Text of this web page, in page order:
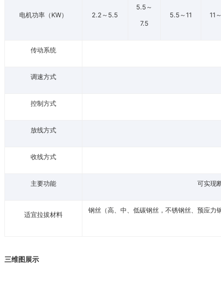
电机功率（KW） 2.2～5.5
5.5～
7.5
5.5～11 11
传动系统
调速方式
控制方式
放线方式
收线方式
主要功能 可实现
适宜拉拔材料
钢丝（高、中、低碳钢丝，不锈钢丝、预应
三维图展示